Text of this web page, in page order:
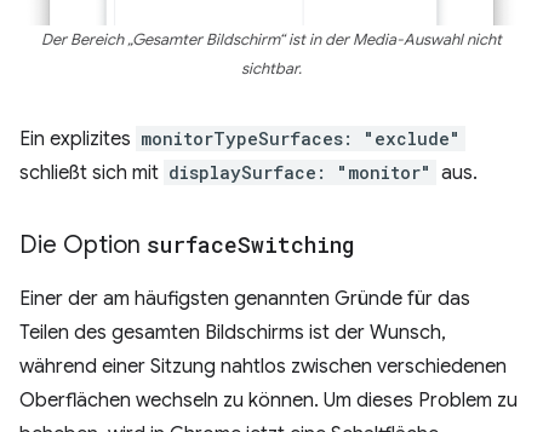
Der Bereich „Gesamter Bildschirm“ ist in der Media-Auswahl nicht
sichtbar.
Ein explizites monitorTypeSurfaces: "exclude"
schließt sich mit displaySurface: "monitor" aus.
Die Option surfaceSwitching
Einer der am häufigsten genannten Gründe für das
Teilen des gesamten Bildschirms ist der Wunsch,
während einer Sitzung nahtlos zwischen verschiedenen
Oberflächen wechseln zu können. Um dieses Problem zu